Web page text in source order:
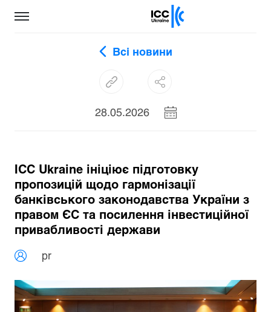
Всі новини
28.05.2026
ICC Ukraine ініціює підготовку
пропозицій щодо гармонізації
банківського законодавства України з
правом ЄС та посилення інвестиційної
привабливості держави
pr